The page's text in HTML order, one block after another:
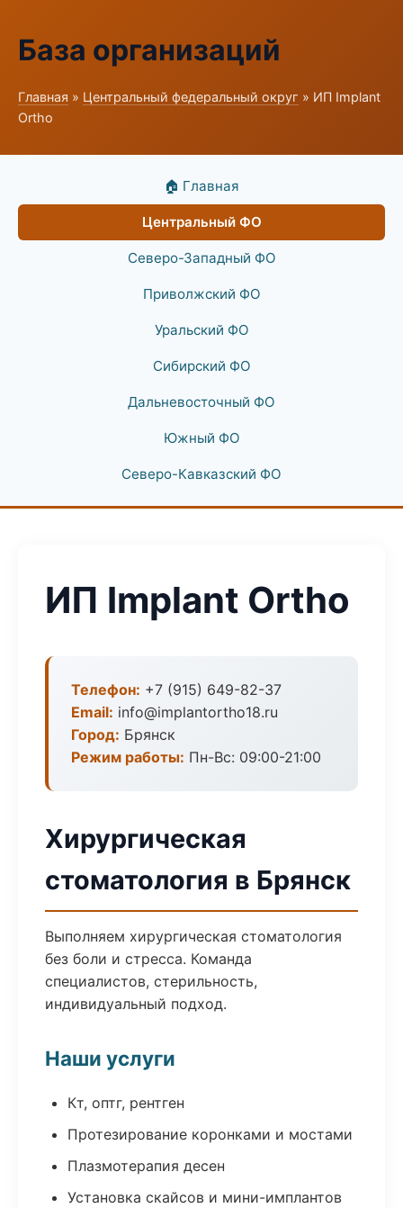
База организаций
Главная » Центральный федеральный округ » ИП Implant
Ortho
🏠 Главная
Центральный ФО
Северо-Западный ФО
Приволжский ФО
Уральский ФО
Сибирский ФО
Дальневосточный ФО
Южный ФО
Северо-Кавказский ФО
ИП Implant Ortho
Телефон: +7 (915) 649-82-37
Email: info@implantortho18.ru
Город: Брянск
Режим работы: Пн-Вс: 09:00-21:00
Хирургическая
стоматология в Брянск
Выполняем хирургическая стоматология
без боли и стресса. Команда
специалистов, стерильность,
индивидуальный подход.
Наши услуги
Кт, оптг, рентген
Протезирование коронками и мостами
Плазмотерапия десен
Установка скайсов и мини-имплантов